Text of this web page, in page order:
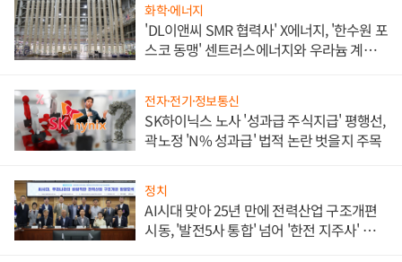
화학·에너지
'DL이앤씨 SMR 협력사' X에너지, '한수원 포
스코 동맹' 센트러스에너지와 우라늄 계약
전자·전기·정보통신
SK하이닉스 노사 '성과급 주식지급' 평행선,
곽노정 'N% 성과급' 법적 논란 벗을지 주목
정치
AI시대 맞아 25년 만에 전력산업 구조개편
시동, '발전5사 통합' 넘어 '한전 지주사' 재편